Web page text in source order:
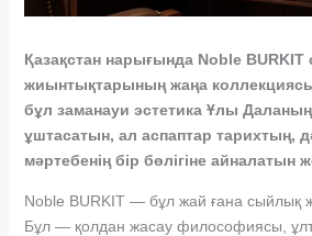
Қазақстан нарығында Noble
жиынтықтарының жаңа
бұл заманауи эстетика Ұлы
ұштасатын, ал аспаптар тарихтың,
мәртебенің бір бөлігіне айналатын
Noble BURKIT — бұл жай ғана сыйлық
Бұл — қолдан жасау философиясы,